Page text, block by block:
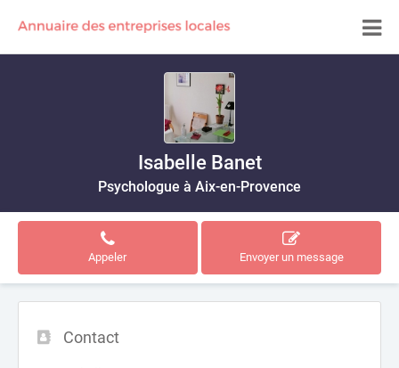
Isabelle Banet
Psychologue à Aix-en-Provence
Appeler Envoyer un message
Contact